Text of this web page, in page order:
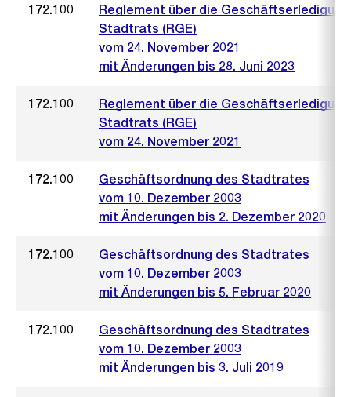
172.100
Reglement über die
Stadtrats (RGE)
vom 24. November 2021
mit Änderungen bis 28. Juni 2023
172.100
Reglement über die
Stadtrats (RGE)
vom 24. November 2021
172.100
Geschäftsordnung des Stadtrates
vom 10. Dezember 2003
mit Änderungen bis 2. Dezember 2020
172.100
Geschäftsordnung des Stadtrates
vom 10. Dezember 2003
mit Änderungen bis 5. Februar 2020
172.100
Geschäftsordnung des Stadtrates
vom 10. Dezember 2003
mit Änderungen bis 3. Juli 2019